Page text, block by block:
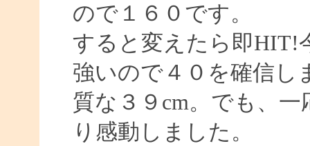
ので１６０です。
すると変えたら即HIT!
強いので４０を確信し
質な３９cm。でも、
り感動しました。